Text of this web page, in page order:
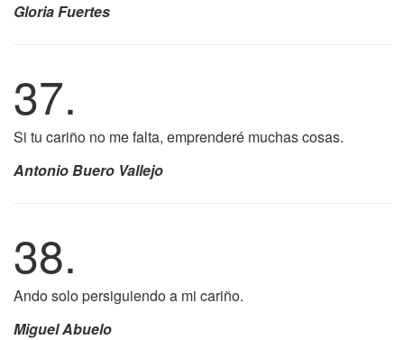
Gloria Fuertes
37.
Si tu cariño no me falta, emprenderé muchas cosas.
Antonio Buero Vallejo
38.
Ando solo persiguiendo a mi cariño.
Miguel Abuelo